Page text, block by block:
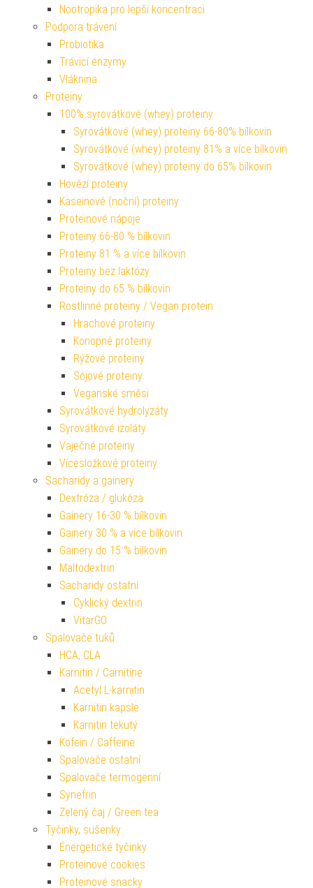
Nootropika pro lepší koncentraci
Podpora trávení
Probiotika
Trávicí enzymy
Vláknina
Proteiny
100% syrovátkové (whey) proteiny
Syrovátkové (whey) proteiny 66-80% bílkovin
Syrovátkové (whey) proteiny 81% a více bílkovin
Syrovátkové (whey) proteiny do 65% bílkovin
Hovězí proteiny
Kaseinové (noční) proteiny
Proteinové nápoje
Proteiny 66-80 % bílkovin
Proteiny 81 % a více bílkovin
Proteiny bez laktózy
Proteiny do 65 % bílkovin
Rostlinné proteiny / Vegan protein
Hrachové proteiny
Konopné proteiny
Rýžové proteiny
Sójové proteiny
Veganské směsi
Syrovátkové hydrolyzáty
Syrovátkové izoláty
Vaječné proteiny
Vícesložkové proteiny
Sacharidy a gainery
Dextróza / glukóza
Gainery 16-30 % bílkovin
Gainery 30 % a více bílkovin
Gainery do 15 % bílkovin
Maltodextrin
Sacharidy ostatní
Cyklický dextrin
VitarGO
Spalovače tuků
HCA, CLA
Karnitin / Carnitine
Acetyl L-karnitin
Karnitin kapsle
Karnitin tekutý
Kofein / Caffeine
Spalovače ostatní
Spalovače termogenní
Synefrin
Zelený čaj / Green tea
Tyčinky, sušenky
Energetické tyčinky
Proteinové cookies
Proteinové snacky